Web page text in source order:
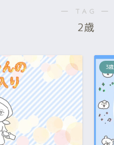
― TAG ―
2歳
3歳